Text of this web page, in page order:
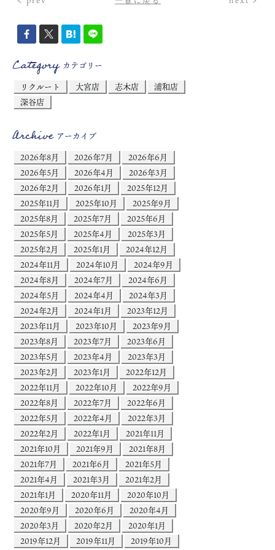
Categoryカテゴリー
リクルート
大宮店 志木店
浦和店
深谷店
Archiveアーカイブ
2026年8月
2026年7月
2026年6月
2026年5月
2026年4月
2026年3月
2026年2月
2026年1月
2025年12月
2025年11月
2025年10月
2025年9月
2025年8月
2025年7月
2025年6月
2025年5月
2025年4月
2025年3月
2025年2月
2025年1月
2024年12月
2024年11月
2024年10月
2024年9月
2024年8月
2024年7月
2024年6月
2024年5月
2024年4月
2024年3月
2024年2月
2024年1月
2023年12月
2023年11月
2023年10月
2023年9月
2023年8月
2023年7月
2023年6月
2023年5月
2023年4月
2023年3月
2023年2月
2023年1月
2022年12月
2022年11月
2022年10月
2022年9月
2022年8月
2022年7月
2022年6月
2022年5月
2022年4月
2022年3月
2022年2月
2022年1月
2021年11月
2021年10月
2021年9月
2021年8月
2021年7月
2021年6月
2021年5月
2021年4月
2021年3月
2021年2月
2021年1月
2020年11月
2020年10月
2020年9月
2020年6月
2020年4月
2020年3月
2020年2月
2020年1月
2019年12月
2019年11月 2019年10月